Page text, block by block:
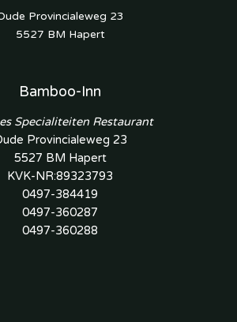
Provincialeweg 23
5527 BM Hapert
Bamboo-Inn
Specialiteiten Restaurant
Provincialeweg 23
5527 BM Hapert
KVK-NR:89323793
0497-384419
0497-360287
0497-360288